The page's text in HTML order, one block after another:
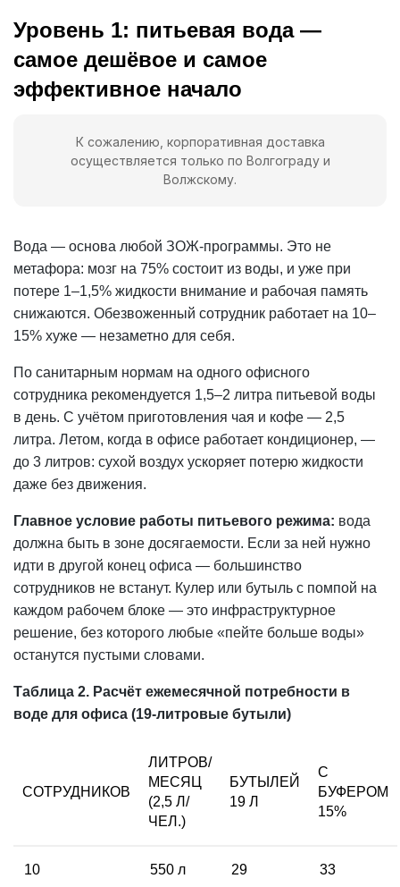
Уровень 1: питьевая вода —
самое дешёвое и самое
эффективное начало
К сожалению, корпоративная доставка
осуществляется только по Волгограду и
Волжскому.
Вода — основа любой ЗОЖ-программы. Это не
метафора: мозг на 75% состоит из воды, и уже при
потере 1–1,5% жидкости внимание и рабочая память
снижаются. Обезвоженный сотрудник работает на 10–
15% хуже — незаметно для себя.
По санитарным нормам на одного офисного
сотрудника рекомендуется 1,5–2 литра питьевой воды
в день. С учётом приготовления чая и кофе — 2,5
литра. Летом, когда в офисе работает кондиционер, —
до 3 литров: сухой воздух ускоряет потерю жидкости
даже без движения.
Главное условие работы питьевого режима: вода
должна быть в зоне досягаемости. Если за ней нужно
идти в другой конец офиса — большинство
сотрудников не встанут. Кулер или бутыль с помпой на
каждом рабочем блоке — это инфраструктурное
решение, без которого любые «пейте больше воды»
останутся пустыми словами.
Таблица 2. Расчёт ежемесячной потребности в
воде для офиса (19-литровые бутыли)
СОТРУДНИКОВ
ЛИТРОВ/
МЕСЯЦ
(2,5 Л/
ЧЕЛ.)
БУТЫЛЕЙ
19 Л
С
БУФЕРОМ
15%
10 550 л 29 33